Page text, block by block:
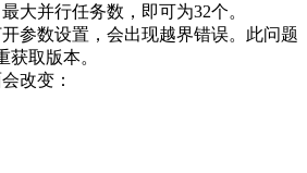
大并行任务数，即可为32个。
参数设置，会出现越界错误。此问题
获取版本。
改变：